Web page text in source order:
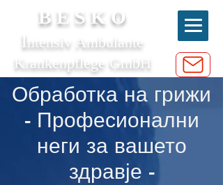
B E S K O
Intensiv Ambulante
Krankenpflege GmbH
Обработка на грижи
- Професионални
неги за вашето
здравје -